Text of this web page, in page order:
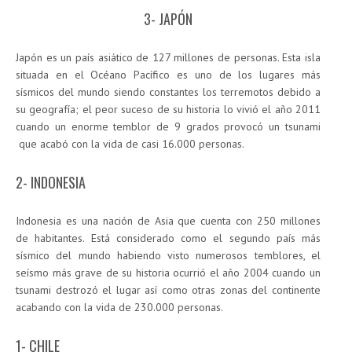
3- JAPÓN
Japón es un país asiático de 127 millones de personas. Esta isla
situada en el Océano Pacífico es uno de los lugares más
sísmicos del mundo siendo constantes los terremotos debido a
su geografía; el peor suceso de su historia lo vivió el año 2011
cuando un enorme temblor de 9 grados provocó un tsunami
que acabó con la vida de casi 16.000 personas.
2- INDONESIA
Indonesia es una nación de Asia que cuenta con 250 millones
de habitantes. Está considerado como el segundo país más
sísmico del mundo habiendo visto numerosos temblores, el
seísmo más grave de su historia ocurrió el año 2004 cuando un
tsunami destrozó el lugar así como otras zonas del continente
acabando con la vida de 230.000 personas.
1- CHILE